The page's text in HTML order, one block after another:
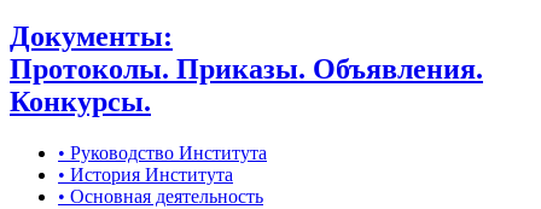
Документы:
Протоколы. Приказы. Объявления.
Конкурсы.
• Руководство Института
• История Института
• Основная деятельность